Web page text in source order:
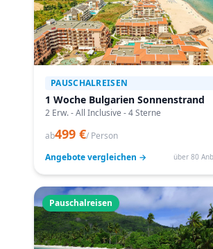
PAUSCHALREISEN
1 Woche Bulgarien Sonnenstrand
2 Erw. - All Inclusive - 4 Sterne
ab499 €/ Person
Angebote vergleichen →
über 80
Pauschalreisen